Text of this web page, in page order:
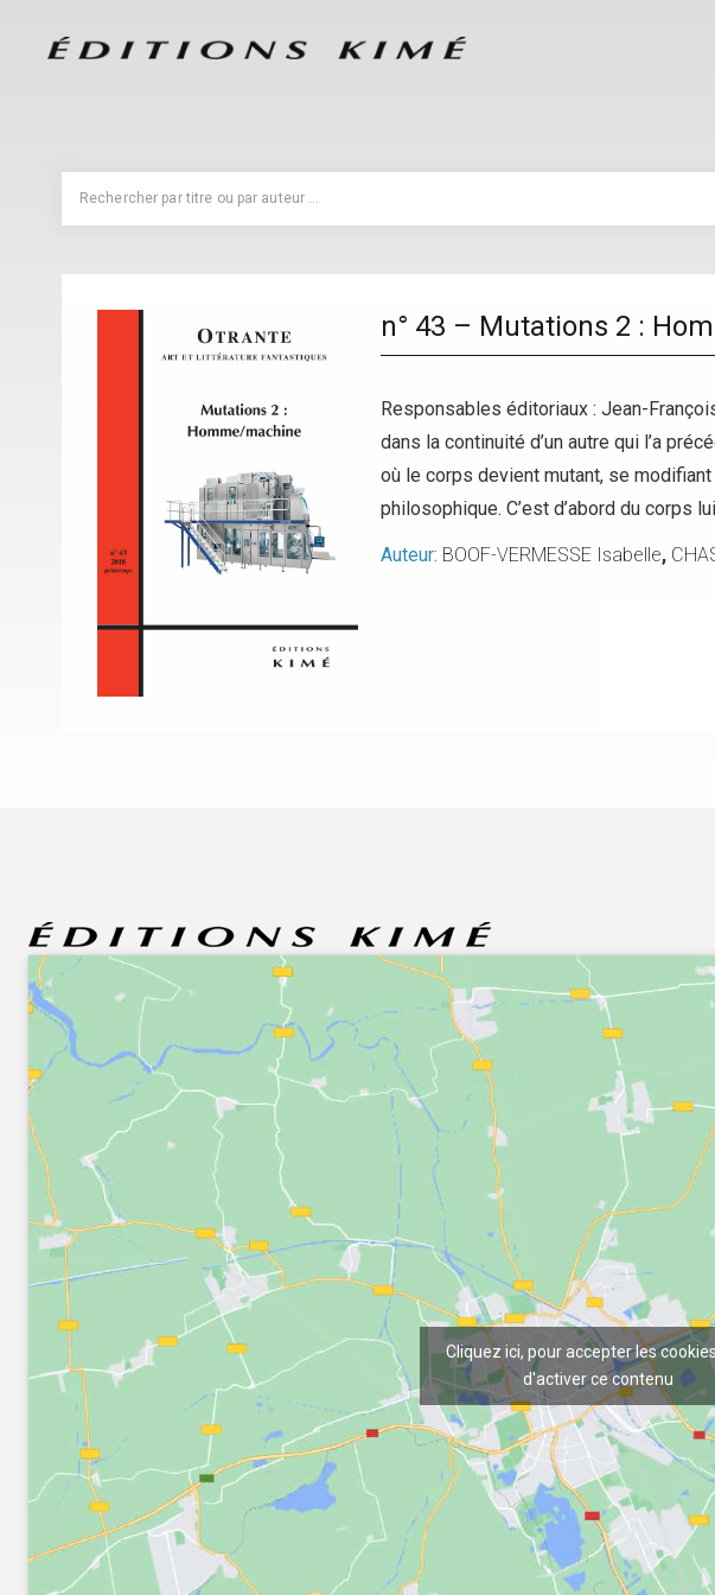
n° 43 – Mutations 2 :
Responsables éditoriaux : Jean-
dans la continuité d’un autre qui l’a
où le corps devient mutant, se
philosophique. C’est d’abord du corps
Auteur: BOOF-VERMESSE Isabelle,
Cliquez ici, pour accepter les
d'activer ce contenu